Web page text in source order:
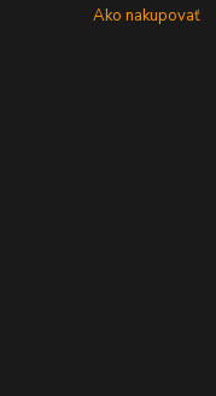
Ako nakupovať